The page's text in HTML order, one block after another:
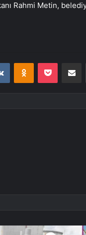
Rahmi Metin,
VKontakteOdnoklassniki
Pocket